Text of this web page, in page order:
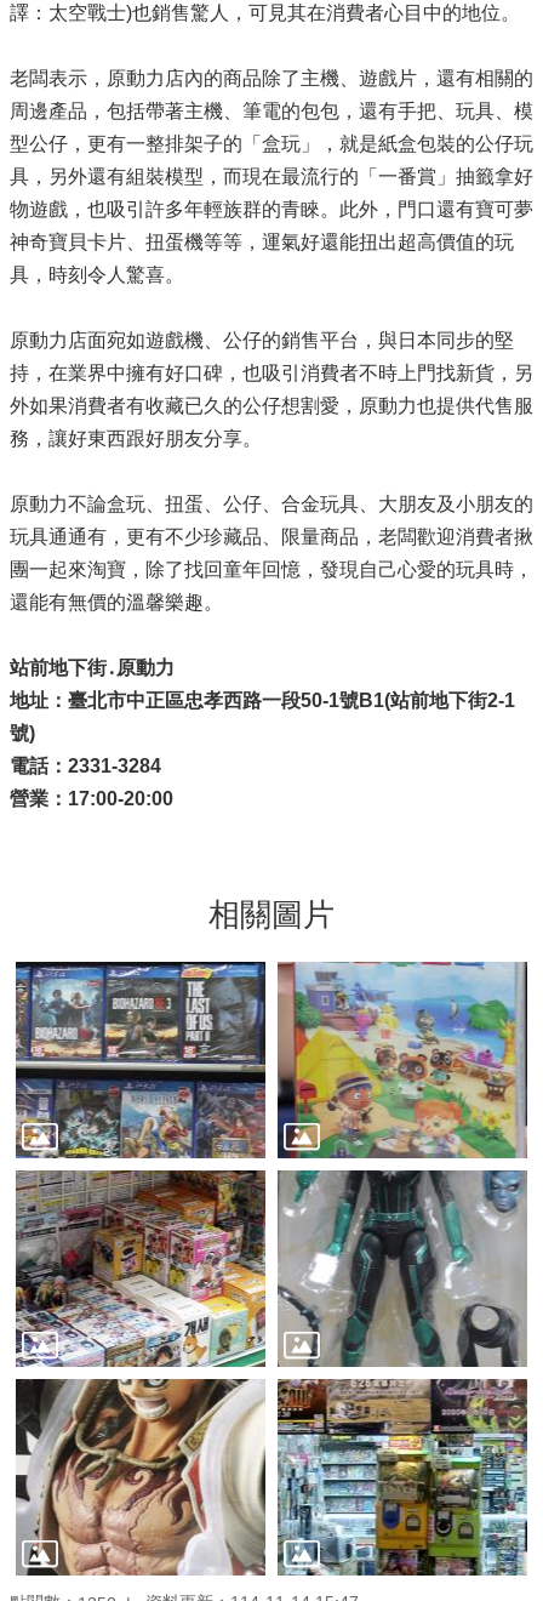
譯：太空戰士)也銷售驚人，可見其在消費者心目中的地位。
老闆表示，原動力店內的商品除了主機、遊戲片，還有相關的
周邊產品，包括帶著主機、筆電的包包，還有手把、玩具、模
型公仔，更有一整排架子的「盒玩」，就是紙盒包裝的公仔玩
具，另外還有組裝模型，而現在最流行的「一番賞」抽籤拿好
物遊戲，也吸引許多年輕族群的青睞。此外，門口還有寶可夢
神奇寶貝卡片、扭蛋機等等，運氣好還能扭出超高價值的玩
具，時刻令人驚喜。
原動力店面宛如遊戲機、公仔的銷售平台，與日本同步的堅
持，在業界中擁有好口碑，也吸引消費者不時上門找新貨，另
外如果消費者有收藏已久的公仔想割愛，原動力也提供代售服
務，讓好東西跟好朋友分享。
原動力不論盒玩、扭蛋、公仔、合金玩具、大朋友及小朋友的
玩具通通有，更有不少珍藏品、限量商品，老闆歡迎消費者揪
團一起來淘寶，除了找回童年回憶，發現自己心愛的玩具時，
還能有無價的溫馨樂趣。
站前地下街․原動力
地址：臺北市中正區忠孝西路一段50-1號B1(站前地下街2-1
號)
電話： 2331-3284
營業：17:00-20:00
相關圖片